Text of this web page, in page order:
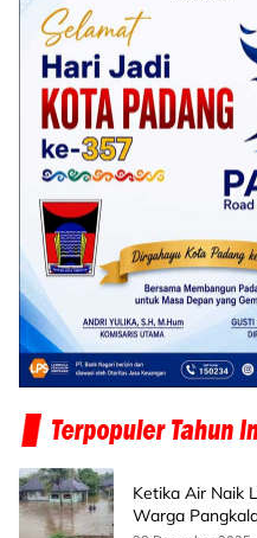
Ketika Air Naik
Warga